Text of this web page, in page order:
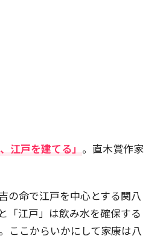
江戸を建てる」 。直木賞作家
の命で江戸を中心とする関八
「江戸」は飲み水を確保する
ここからいかにして家康は八